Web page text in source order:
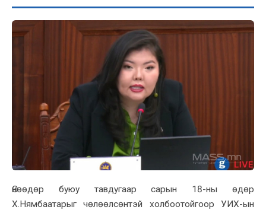
Өнөөдөр буюу тавдугаар сарын 18-ны өдөр
X.Нямбаатарыг чөлөөлсөнтэй xолбоотойгоор УИX-ын